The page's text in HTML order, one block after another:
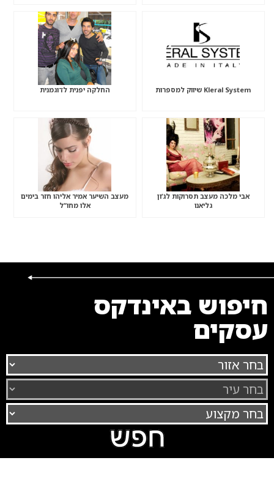
Kleral System שיווק למספרות החלקה יפנית לדוגמנית
אבי מלכה מעצב תסרוקות לג’ון
גליאנו
מעצב השיער אמיר אליהו חזר בימים
אלו מחו”ל
חיפוש באינדקס
עסקים